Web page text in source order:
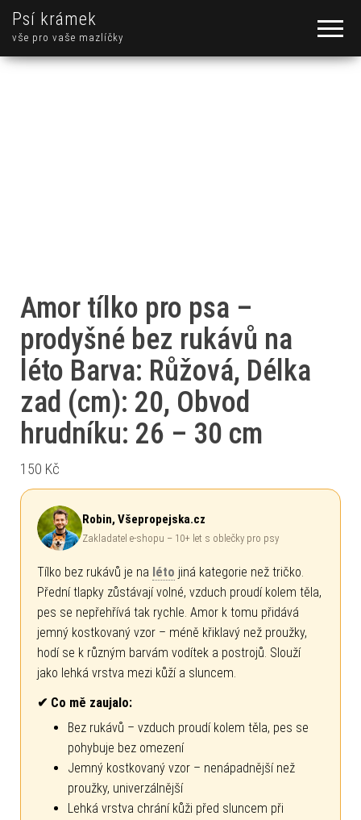
Psí krámek
vše pro vaše mazlíčky
Amor tílko pro psa –
prodyšné bez rukávů na
léto Barva: Růžová, Délka
zad (cm): 20, Obvod
hrudníku: 26 – 30 cm
150 Kč
Robin, Všepropejska.cz
Zakladatel e-shopu – 10+ let s oblečky pro psy
Tílko bez rukávů je na léto jiná kategorie než tričko.
Přední tlapky zůstávají volné, vzduch proudí kolem těla,
pes se nepřehřívá tak rychle. Amor k tomu přidává
jemný kostkovaný vzor – méně křiklavý než proužky,
hodí se k různým barvám vodítek a postrojů. Slouží
jako lehká vrstva mezi kůží a sluncem.
✔ Co mě zaujalo:
Bez rukávů – vzduch proudí kolem těla, pes se
pohybuje bez omezení
Jemný kostkovaný vzor – nenápadnější než
proužky, univerzálnější
Lehká vrstva chrání kůži před sluncem při